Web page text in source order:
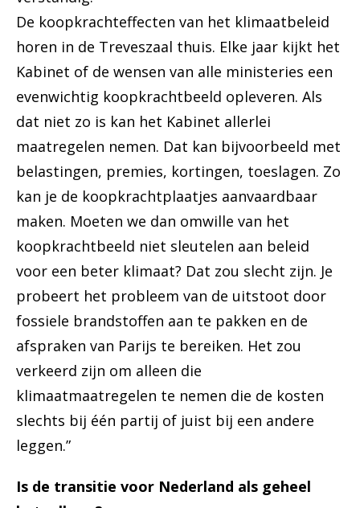
De koopkrachteffecten van het klimaatbeleid
horen in de Treveszaal thuis. Elke jaar kijkt het
Kabinet of de wensen van alle ministeries een
evenwichtig koopkrachtbeeld opleveren. Als
dat niet zo is kan het Kabinet allerlei
maatregelen nemen. Dat kan bijvoorbeeld met
belastingen, premies, kortingen, toeslagen. Zo
kan je de koopkrachtplaatjes aanvaardbaar
maken. Moeten we dan omwille van het
koopkrachtbeeld niet sleutelen aan beleid
voor een beter klimaat? Dat zou slecht zijn. Je
probeert het probleem van de uitstoot door
fossiele brandstoffen aan te pakken en de
afspraken van Parijs te bereiken. Het zou
verkeerd zijn om alleen die
klimaatmaatregelen te nemen die de kosten
slechts bij één partij of juist bij een andere
leggen.”
Is de transitie voor Nederland als geheel